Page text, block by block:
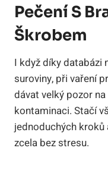
Pečení S
Škrobem
I když díky databázi
suroviny, při vaření
dávat velký pozor
kontaminaci. Stačí
jednoduchých
zcela bez stresu.